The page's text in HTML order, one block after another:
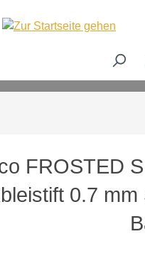
FROSTED
0.7 mm